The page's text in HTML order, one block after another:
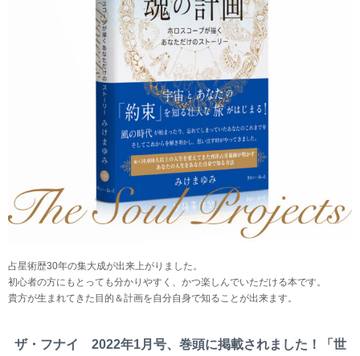
占星術歴30年の集大成が出来上がりました。
初心者の方にもとっても分かりやすく、かつ楽しんでいただける本です。
貴方が生まれてきた目的＆計画を自分自身で知ることが出来ます。
ザ・フナイ 2022年1月号、巻頭に掲載されました！「世